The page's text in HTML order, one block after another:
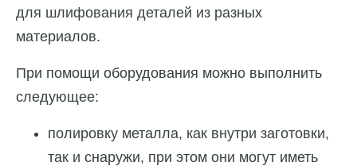
для шлифования деталей из разных
материалов.
При помощи оборудования можно выполнить
следующее:
полировку металла, как внутри заготовки,
так и снаружи, при этом они могут иметь